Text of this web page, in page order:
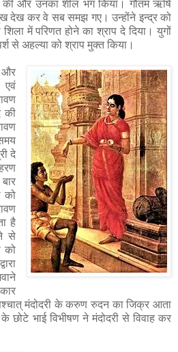
और उनका शील भंग किया। गौतम ऋषि
देख कर वे सब समझ गए। उन्होंने इन्द्र को
में परिणत होने का श्राप दे दिया। युगों
से अहल्या को श्राप मुक्त किया।
और
एवं
की
दे
को
है
से
को
मंदोदरी के करुण रुदन का जिक्र आता
छोटे भाई विभीषण ने मंदोदरी से विवाह कर